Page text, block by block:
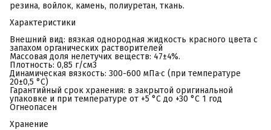
резина, войлок, камень, полиуретан, ткань.
Характеристики
Внешний вид: вязкая однородная жидкость красного цвета с
запахом органических растворителей
Массовая доля нелетучих веществ: 47±4%.
Плотность: 0,85 г/см3
Динамическая вязкость: 300-600 мПа·с (при температуре
20±0,5 °С)
Гарантийный срок хранения: в закрытой оригинальной
упаковке и при температуре от +5 °С до +30 °С 1 год
Огнеопасен
Хранение